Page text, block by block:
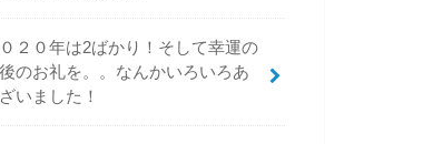
２０年は2ばかり！そして幸運の
のお礼を。。なんかいろいろあ
いました！